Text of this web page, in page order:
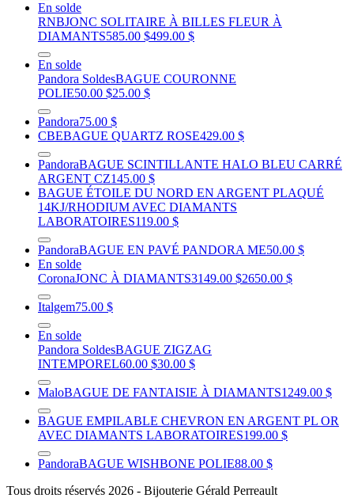
En solde
RNBJONC SOLITAIRE À BILLES FLEUR À
DIAMANTS585.00 $499.00 $
En solde
Pandora SoldesBAGUE COURONNE
POLIE50.00 $25.00 $
Pandora75.00 $
CBEBAGUE QUARTZ ROSE429.00 $
PandoraBAGUE SCINTILLANTE HALO BLEU CARRÉ
ARGENT CZ145.00 $
BAGUE ÉTOILE DU NORD EN ARGENT PLAQUÉ
14KJ/RHODIUM AVEC DIAMANTS
LABORATOIRES119.00 $
PandoraBAGUE EN PAVÉ PANDORA ME50.00 $
En solde
CoronaJONC À DIAMANTS3149.00 $2650.00 $
Italgem75.00 $
En solde
Pandora SoldesBAGUE ZIGZAG
INTEMPOREL60.00 $30.00 $
MaloBAGUE DE FANTAISIE À DIAMANTS1249.00 $
BAGUE EMPILABLE CHEVRON EN ARGENT PL OR
AVEC DIAMANTS LABORATOIRES199.00 $
PandoraBAGUE WISHBONE POLIE88.00 $
Tous droits réservés 2026 - Bijouterie Gérald Perreault